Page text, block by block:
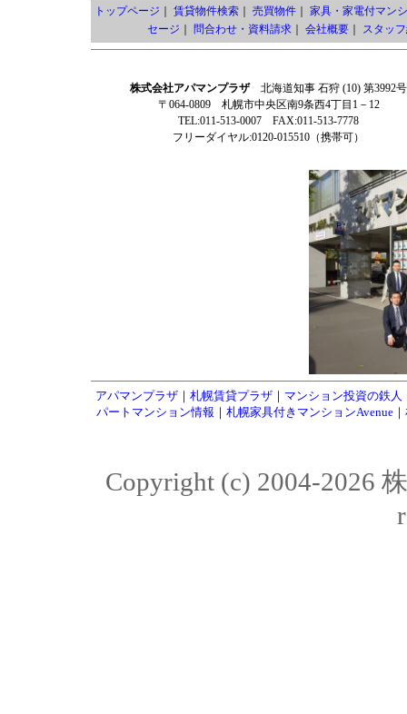
トップページ 賃貸物件検索｜ 売買物件｜ 家具・家電付マン
セージ
問合わせ・資料請求｜ 会社概要｜ スタッ
株式会社アパマンプラザ北海道知事 石狩 (10) 第3992号
〒064-0809 札幌市中央区南9条西4丁目1－12
TEL:011-513-0007 FAX:011-513-7778
フリーダイヤル:0120-015510（携帯可）
アパマンプラザ ｜ 札幌賃貸プラザ ｜ マンション投資の鉄人
パートマンション情報 ｜ 札幌家具付きマンションAvenue｜
Copyright (c) 2004-2026